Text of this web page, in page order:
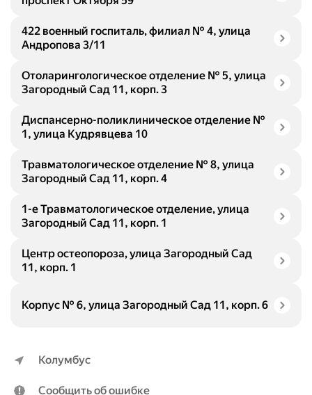
422 военный госпиталь, филиал № 4, улица
Андропова 3/11
Отоларингологическое отделение № 5, улица
Загородный Сад 11, корп. 3
Диспансерно-поликлиническое отделение №
1, улица Кудрявцева 10
Травматологическое отделение № 8, улица
Загородный Сад 11, корп. 4
1-е Травматологическое отделение, улица
Загородный Сад 11, корп. 1
Центр остеопороза, улица Загородный Сад
11, корп. 1
Корпус № 6, улица Загородный Сад 11, корп. 6
Колумбус
Сообщить об ошибке